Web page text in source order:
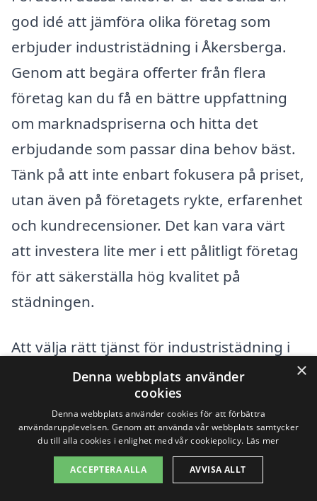
god idé att jämföra olika företag som
erbjuder industristädning i Åkersberga.
Genom att begära offerter från flera
företag kan du få en bättre uppfattning
om marknadspriserna och hitta det
erbjudande som passar dina behov bäst.
Tänk på att inte enbart fokusera på priset,
utan även på företagets rykte, erfarenhet
och kundrecensioner. Det kan vara värt
att investera lite mer i ett pålitligt företag
för att säkerställa hög kvalitet på
städningen.
Att välja rätt tjänst för industristädning i
Åkersberga handlar inte bara om
kostnaden; det handlar om att hitta en
pålitlig partner som kan tillgodose dina
städbehov på bästa sätt. Oavsett om du
driver ett litet företag eller ansvarar för
×
Denna webbplats använder
cookies
Denna webbplats använder cookies för att förbättra
användarupplevelsen. Genom att använda vår webbplats samtycker
du till alla cookies i enlighet med vår cookiepolicy. Läs mer
ACCEPTERA ALLA AVVISA ALLT